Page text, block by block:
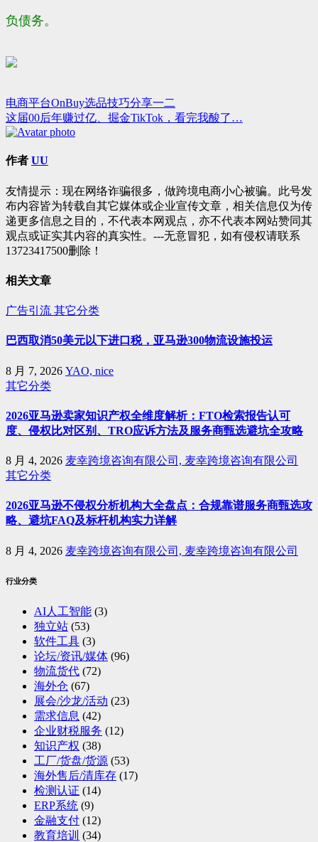
负债务。
文
章
导
电商平台OnBuy选品技巧分享一二
这届00后年赚过亿、掘金TikTok，看完我酸了…
作者 UU
友情提示：现在网络诈骗很多，做跨境电商小心被骗。此号发
布内容皆为转载自其它媒体或企业宣传文章，相关信息仅为传
递更多信息之目的，不代表本网观点，亦不代表本网站赞同其
观点或证实其内容的真实性。---无意冒犯，如有侵权请联系
13723417500删除！
相关文章
广告引流 其它分类
巴西取消50美元以下进口税，亚马逊300物流设施投运
8 月 7, 2026 YAO, nice
其它分类
2026亚马逊卖家知识产权全维度解析：FTO检索报告认可
度、侵权比对区别、TRO应诉方法及服务商甄选避坑全攻略
8 月 4, 2026 麦幸跨境咨询有限公司, 麦幸跨境咨询有限公司
其它分类
2026亚马逊不侵权分析机构大全盘点：合规靠谱服务商甄选攻
略、避坑FAQ及标杆机构实力详解
8 月 4, 2026 麦幸跨境咨询有限公司, 麦幸跨境咨询有限公司
行业分类
AI人工智能 (3)
独立站 (53)
软件工具 (3)
论坛/资讯/媒体 (96)
物流货代 (72)
海外仓 (67)
展会/沙龙/活动 (23)
需求信息 (42)
企业财税服务 (12)
知识产权 (38)
工厂/货盘/货源 (53)
海外售后/清库存 (17)
检测认证 (14)
ERP系统 (9)
金融支付 (12)
教育培训 (34)